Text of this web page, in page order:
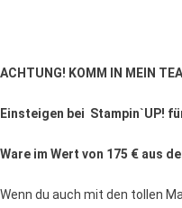
ACHTUNG! KOMM IN MEIN
Einsteigen bei Stampin`UP!
Ware im Wert von 175 € aus
Wenn du auch mit den tollen